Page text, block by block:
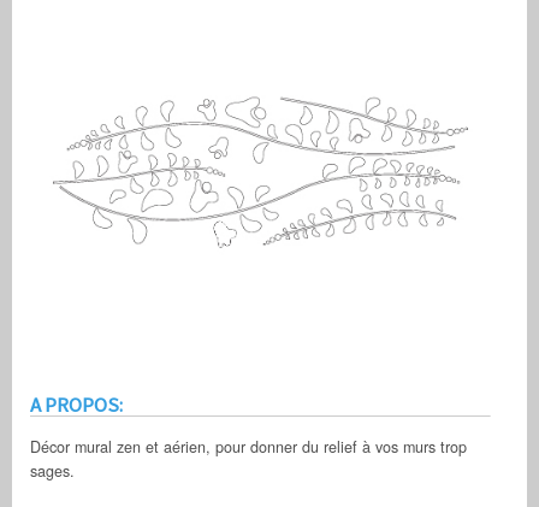
A PROPOS:
Décor mural zen et aérien, pour donner du relief à vos murs trop
sages.